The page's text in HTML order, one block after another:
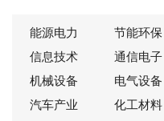
能源电力 节能环保
信息技术
通信电子
机械设备
电气设备
汽车产业
化工材料